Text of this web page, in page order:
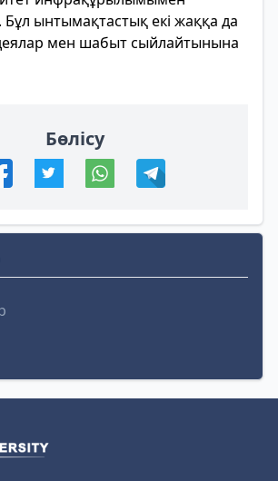
ынтымақтастық екі жаққа да
мен шабыт сыйлайтынына
Бөлісу